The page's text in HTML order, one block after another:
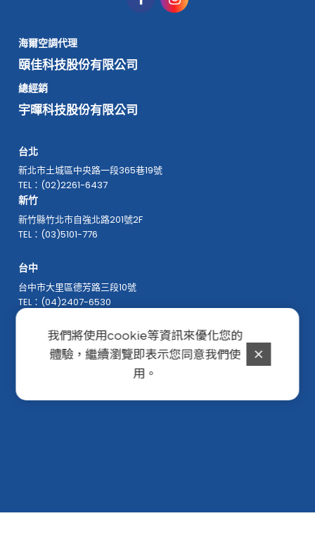
海爾空調代理
頤佳科技股份有限公司
總經銷
宇暉科技股份有限公司
台北
新北市土城區中央路一段365巷19號
TEL：(02)2261-6437
新竹
新竹縣竹北市自強北路201號2F
TEL：(03)5101-776
台中
台中市大里區德芳路三段10號
TEL：(04)2407-6530
高雄市鳥松區美德一街2號
我們將使用cookie等資訊來優化您的
體驗，繼續瀏覽即表示您同意我們使
用。